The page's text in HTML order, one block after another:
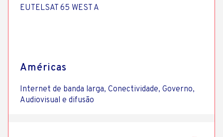
EUTELSAT 65 WEST A
Américas
Internet de banda larga, Conectividade, Governo,
Audiovisual e difusão